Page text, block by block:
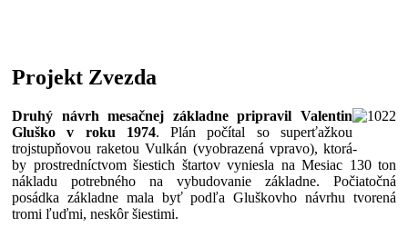
Projekt Zvezda
-
Druhý návrh mesačnej základne pripravil Valentin
Gluško v roku 1974. Plán počítal so superťažkou
trojstupňovou raketou Vulkán (vyobrazená vpravo), ktorá
by prostredníctvom šiestich štartov vyniesla na Mesiac 130 ton
nákladu potrebného na vybudovanie základne. Počiatočná
posádka základne mala byť podľa Gluškovho návrhu tvorená
tromi ľuďmi, neskôr šiestimi.